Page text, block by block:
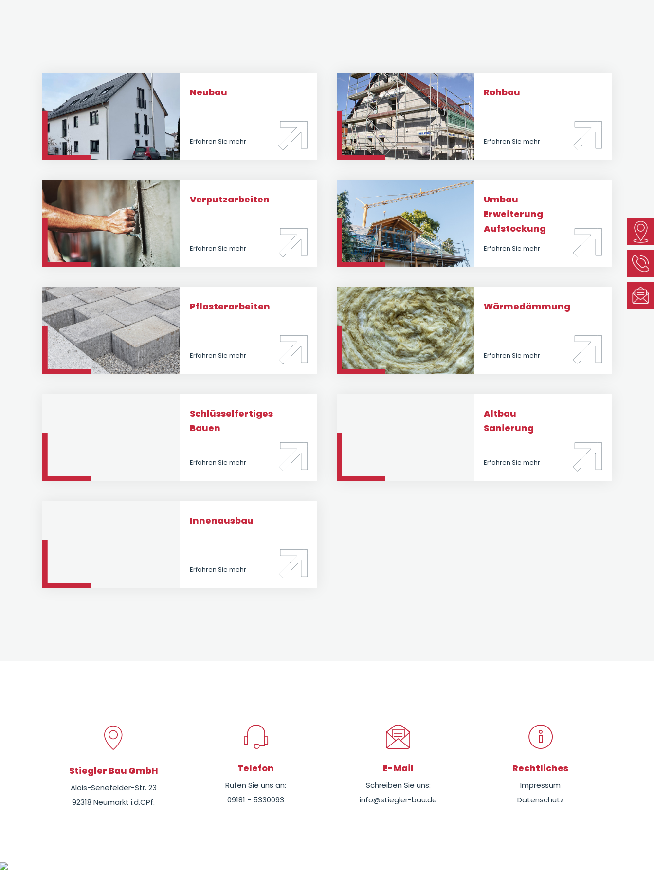
Neubau
Erfahren Sie mehr
Rohbau
Erfahren Sie mehr
Verputzarbeiten
Erfahren Sie mehr
Umbau
Erweiterung
Aufstockung
Erfahren Sie mehr
Pflasterarbeiten
Erfahren Sie mehr
Wärmedämmung
Erfahren Sie mehr
Schlüsselfertiges
Bauen
Erfahren Sie mehr
Altbau
Sanierung
Erfahren Sie mehr
Innenausbau
Erfahren Sie mehr
Stiegler Bau GmbH
Alois-Senefelder-Str. 23
92318 Neumarkt i.d.OPf.
Telefon
Rufen Sie uns an:
09181 - 5330093
E-Mail
Schreiben Sie uns:
info@stiegler-bau.de
Rechtliches
Impressum
Datenschutz